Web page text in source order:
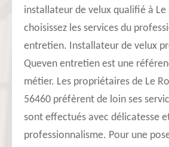
installateur de velux qualifié à Le
choisissez les services du
entretien. Installateur de velux
Queven entretien est une
métier. Les propriétaires de Le
56460 préfèrent de loin ses
sont effectués avec délicatesse
professionnalisme. Pour une